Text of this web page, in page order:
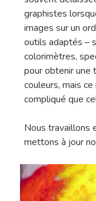
graphistes
images sur un
outils adaptés –
colorimètres,
pour obtenir une
couleurs, mais
compliqué que
Nous travaillons
mettons à jour